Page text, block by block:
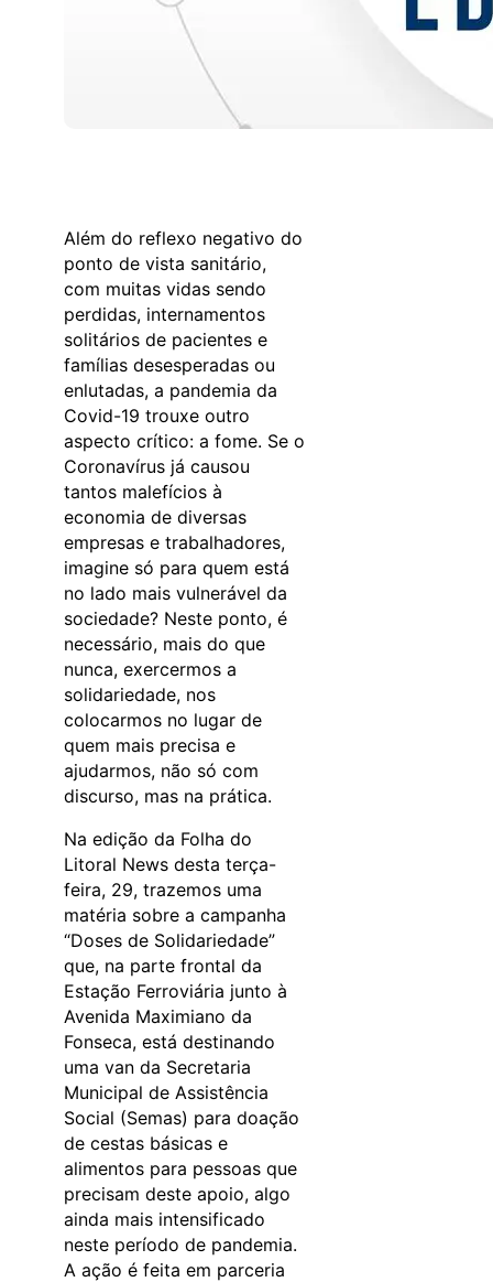
Além do reflexo negativo do
ponto de vista sanitário,
com muitas vidas sendo
perdidas, internamentos
solitários de pacientes e
famílias desesperadas ou
enlutadas, a pandemia da
Covid-19 trouxe outro
aspecto crítico: a fome. Se o
Coronavírus já causou
tantos malefícios à
economia de diversas
empresas e trabalhadores,
imagine só para quem está
no lado mais vulnerável da
sociedade? Neste ponto, é
necessário, mais do que
nunca, exercermos a
solidariedade, nos
colocarmos no lugar de
quem mais precisa e
ajudarmos, não só com
discurso, mas na prática.
Na edição da Folha do
Litoral News desta terça-
feira, 29, trazemos uma
matéria sobre a campanha
“Doses de Solidariedade”
que, na parte frontal da
Estação Ferroviária junto à
Avenida Maximiano da
Fonseca, está destinando
uma van da Secretaria
Municipal de Assistência
Social (Semas) para doação
de cestas básicas e
alimentos para pessoas que
precisam deste apoio, algo
ainda mais intensificado
neste período de pandemia.
A ação é feita em parceria